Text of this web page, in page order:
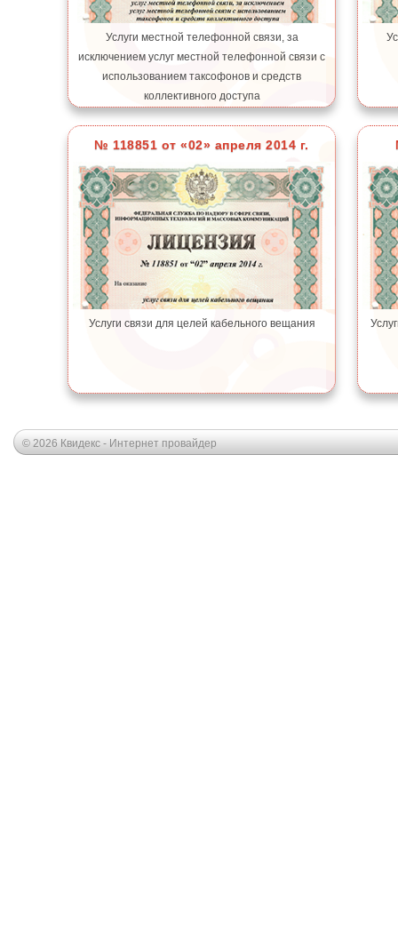
Услуги местной телефонной связи, за
исключением услуг местной телефонной связи с
использованием таксофонов и средств
коллективного доступа
№ 118851 от «02» апреля 2014 г.
Услуги связи для целей кабельного вещания
© 2026 Квидекс - Интернет провайдер